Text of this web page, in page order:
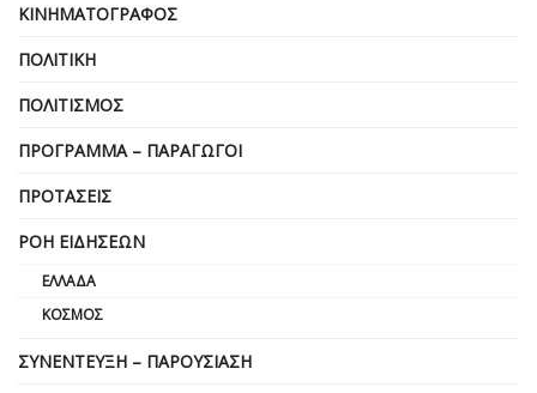
ΚΙΝΗΜΑΤΟΓΡΆΦΟΣ
ΠΟΛΙΤΙΚΉ
ΠΟΛΙΤΙΣΜΌΣ
ΠΡΌΓΡΑΜΜΑ – ΠΑΡΑΓΩΓΟΊ
ΠΡΟΤΆΣΕΙΣ
ΡΟΉ ΕΙΔΉΣΕΩΝ
ΕΛΛΆΔΑ
ΚΌΣΜΟΣ
ΣΥΝΈΝΤΕΥΞΗ – ΠΑΡΟΥΣΊΑΣΗ